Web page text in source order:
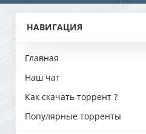
НАВИГАЦИЯ
Главная
Наш чат
Как скачать торрент ?
Популярные торренты